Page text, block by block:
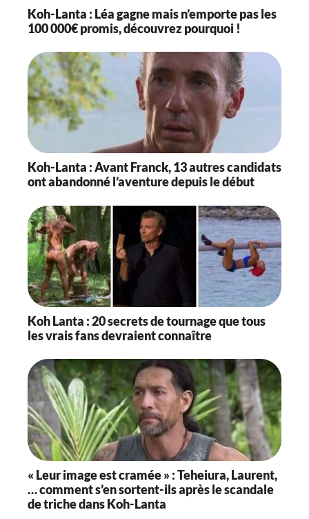
Koh-Lanta : Léa gagne mais n’emporte pas les
100 000€ promis, découvrez pourquoi !
Koh-Lanta : Avant Franck, 13 autres candidats
ont abandonné l’aventure depuis le début
Koh Lanta : 20 secrets de tournage que tous
les vrais fans devraient connaître
« Leur image est cramée » : Teheiura, Laurent,
… comment s’en sortent-ils après le scandale
de triche dans Koh-Lanta